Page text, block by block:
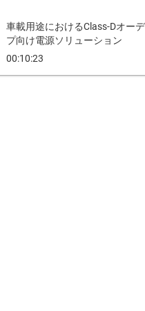
車載用途におけるClass-Dオー
プ向け電源ソリューション
00:10:23